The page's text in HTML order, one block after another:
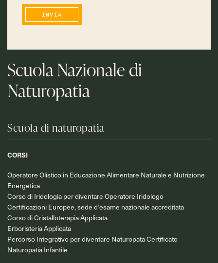
INVIA
Scuola Nazionale di
Naturopatia
Scuola di naturopatia
CORSI
Operatore Olistico in Educazione Alimentare Naturale e Nutrizione
Energetica
Corso di Iridologia per diventare Operatore Iridologo
Certificazioni Europee, sede d’esame nazionale accreditata
Corso di Cristalloterapia Applicata
Erboristeria Applicata
Percorso Integrativo per diventare Naturopata Certificato
Naturopatia Infantile